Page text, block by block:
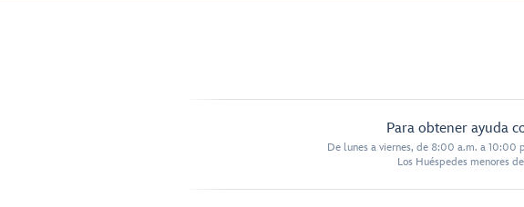
Para obtener ayuda
De lunes a viernes, de 8:00 a.m. a 10:00
Los Huéspedes menores